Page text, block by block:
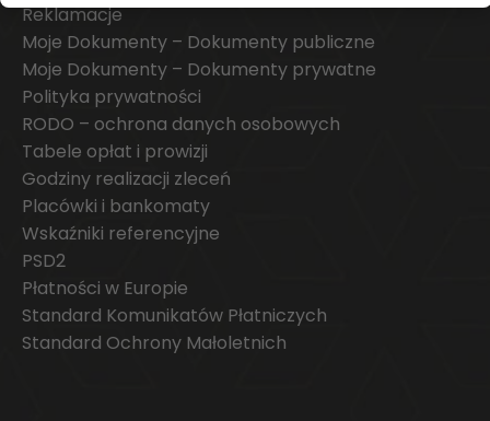
Reklamacje
Moje Dokumenty – Dokumenty publiczne
Moje Dokumenty – Dokumenty prywatne
Polityka prywatności
RODO – ochrona danych osobowych
Tabele opłat i prowizji
Godziny realizacji zleceń
Placówki i bankomaty
Wskaźniki referencyjne
PSD2
Płatności w Europie
Standard Komunikatów Płatniczych
Standard Ochrony Małoletnich